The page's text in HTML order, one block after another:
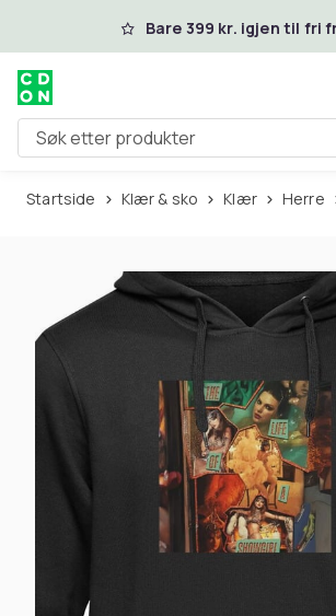
Hopp til hovedinnholdBare 399 kr. igjen til fri
Søk etter produkter
Startside Klær & sko Klær Herre